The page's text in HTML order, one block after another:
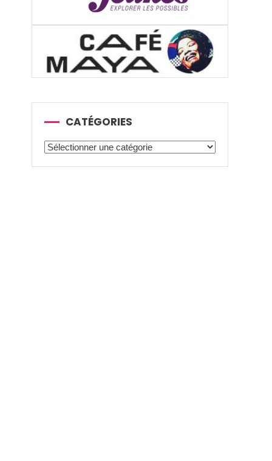
CATÉGORIES
Catégories